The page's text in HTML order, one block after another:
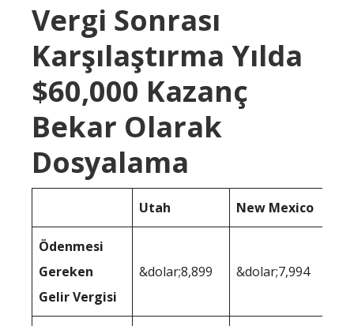
Vergi Sonrası
Karşılaştırma Yılda
$60,000 Kazanç
Bekar Olarak
Dosyalama
Utah New Mexico
Ödenmesi
Gereken
Gelir Vergisi
&dolar;8,899 &dolar;7,994